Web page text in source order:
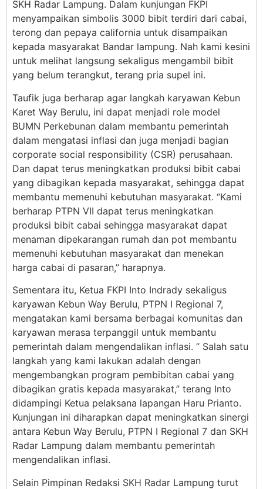
SKH Radar Lampung. Dalam kunjungan FKPI
menyampaikan simbolis 3000 bibit terdiri dari cabai,
terong dan pepaya california untuk disampaikan
kepada masyarakat Bandar lampung. Nah kami kesini
untuk melihat langsung sekaligus mengambil bibit
yang belum terangkut, terang pria supel ini.
Taufik juga berharap agar langkah karyawan Kebun
Karet Way Berulu, ini dapat menjadi role model
BUMN Perkebunan dalam membantu pemerintah
dalam mengatasi inflasi dan juga menjadi bagian
corporate social responsibility (CSR) perusahaan.
Dan dapat terus meningkatkan produksi bibit cabai
yang dibagikan kepada masyarakat, sehingga dapat
membantu memenuhi kebutuhan masyarakat. “Kami
berharap PTPN VII dapat terus meningkatkan
produksi bibit cabai sehingga masyarakat dapat
menaman dipekarangan rumah dan pot membantu
memenuhi kebutuhan masyarakat dan menekan
harga cabai di pasaran,” harapnya.
Sementara itu, Ketua FKPI Into Indrady sekaligus
karyawan Kebun Way Berulu, PTPN I Regional 7,
mengatakan kami bersama berbagai komunitas dan
karyawan merasa terpanggil untuk membantu
pemerintah dalam mengendalikan inflasi. ” Salah satu
langkah yang kami lakukan adalah dengan
mengembangkan program pembibitan cabai yang
dibagikan gratis kepada masyarakat,” terang Into
didampingi Ketua pelaksana lapangan Haru Prianto.
Kunjungan ini diharapkan dapat meningkatkan sinergi
antara Kebun Way Berulu, PTPN I Regional 7 dan SKH
Radar Lampung dalam membantu pemerintah
mengendalikan inflasi.
Selain Pimpinan Redaksi SKH Radar Lampung turut